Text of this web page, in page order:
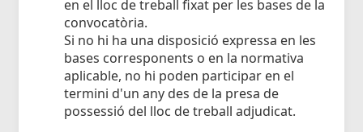
en el lloc de treball fixat per les bases de la
convocatòria.
Si no hi ha una disposició expressa en les
bases corresponents o en la normativa
aplicable, no hi poden participar en el
termini d'un any des de la presa de
possessió del lloc de treball adjudicat.